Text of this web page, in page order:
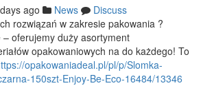
ago News
Discuss
rozwiązań w zakresie pakowania ?
oferujemy duży asortyment
opakowaniowych na do każdego! To
opakowaniadeal.pl/pl/p/Slomka-
150szt-Enjoy-Be-Eco-16484/13346